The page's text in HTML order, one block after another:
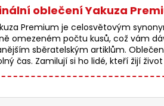
oblečení Yakuza
Premium je celosvětovým
omezeném počtu kusů, což vám
sběratelským artiklům.
čas. Zamilují si ho lidé, kteří žijí